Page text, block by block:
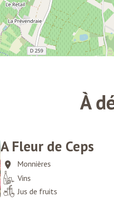
À
A Fleur de Ceps
Monnières
Vins
Jus de fruits